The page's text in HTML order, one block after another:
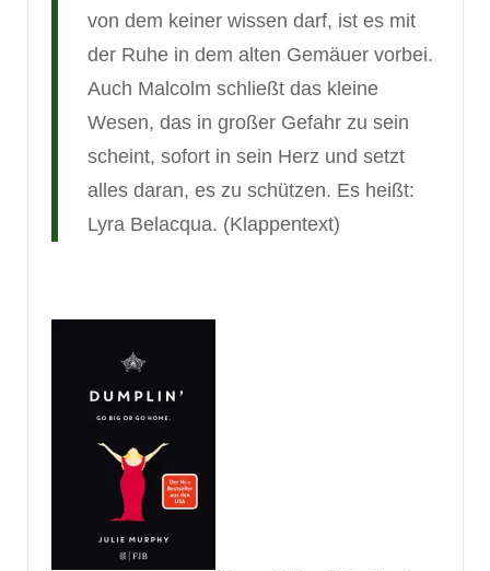
von dem keiner wissen darf, ist es mit
der Ruhe in dem alten Gemäuer vorbei.
Auch Malcolm schließt das kleine
Wesen, das in großer Gefahr zu sein
scheint, sofort in sein Herz und setzt
alles daran, es zu schützen. Es heißt:
Lyra Belacqua. (Klappentext)